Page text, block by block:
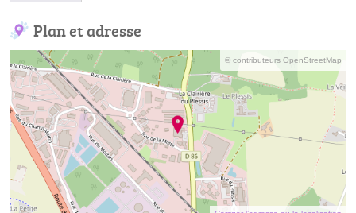
Plan et adresse
© contributeurs OpenStreetMap